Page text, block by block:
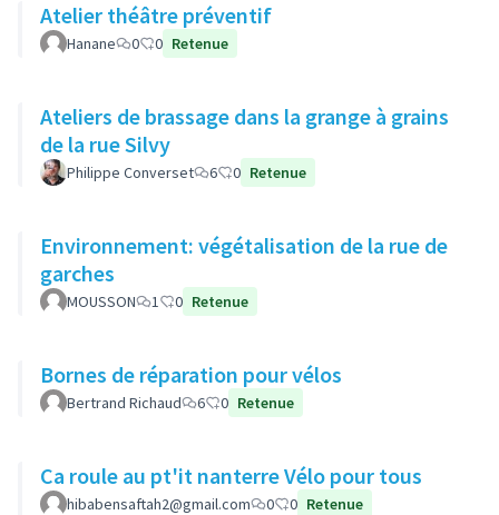
Atelier théâtre préventif
Hanane 0 0 Retenue
Ateliers de brassage dans la grange à grains
de la rue Silvy
Philippe Converset 6 0 Retenue
Environnement: végétalisation de la rue de
garches
MOUSSON 1 0 Retenue
Bornes de réparation pour vélos
Bertrand Richaud 6 0 Retenue
Ca roule au pt'it nanterre Vélo pour tous
hibabensaftah2@gmail.com 0 0 Retenue